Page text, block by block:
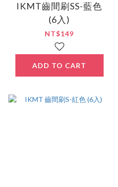
IKMT齒間刷SS-藍色
(6入)
NT$149
ADD TO CART